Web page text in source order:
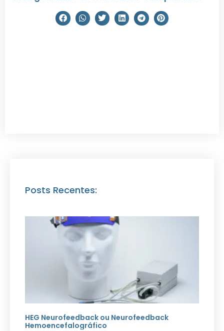
Posts Recentes:
HEG Neurofeedback ou Neurofeedback
Hemoencefalográfico